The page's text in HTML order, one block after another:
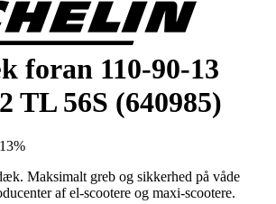
foran 110-90-13
TL 56S (640985)
Maksimalt greb og sikkerhed på våde
af el-scootere og maxi-scootere.